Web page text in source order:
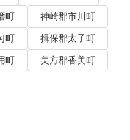
町
神崎郡市川町
町
揖保郡太子町
町
美方郡香美町